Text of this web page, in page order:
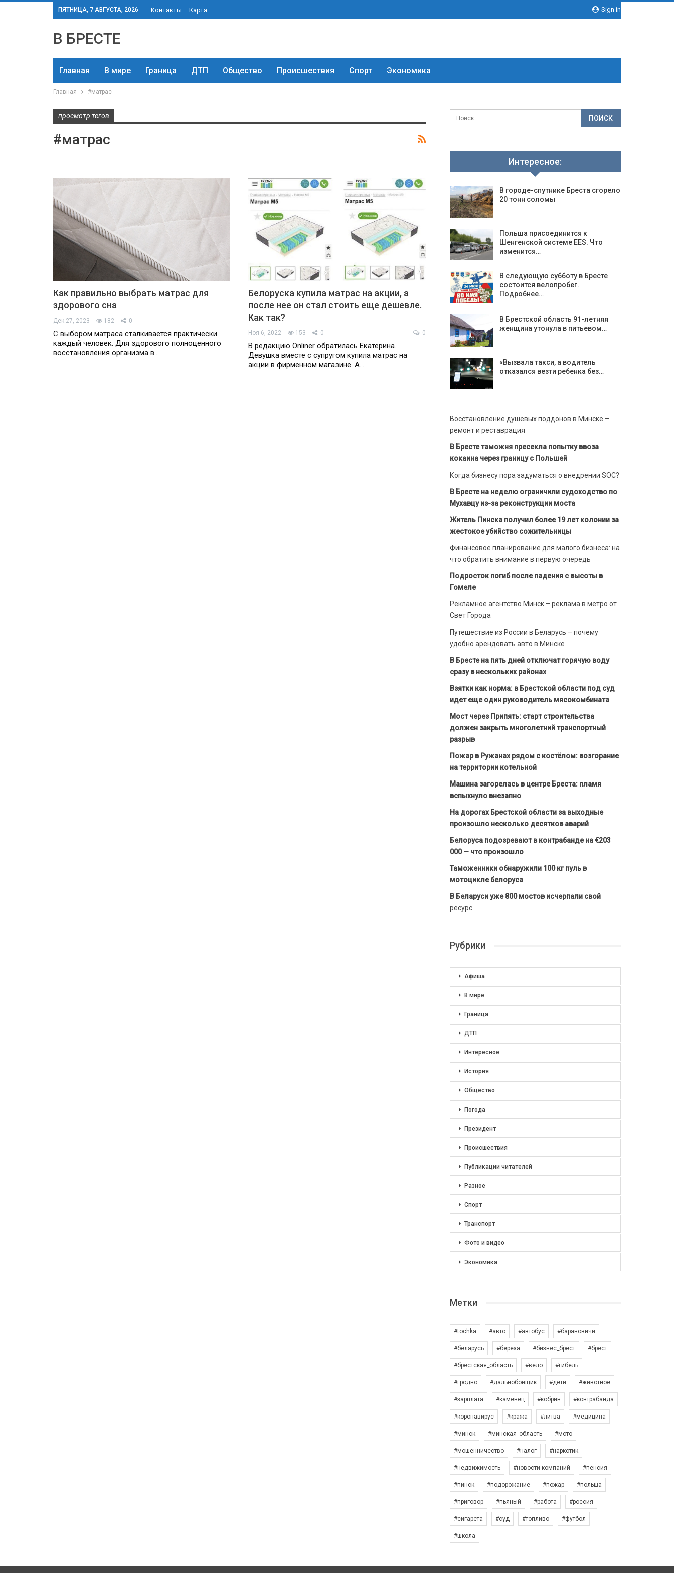
Sign in
ПЯТНИЦА, 7 АВГУСТА, 2026 Контакты Карта
В БРЕСТЕ
Главная В мире Граница ДТП Общество Происшествия Спорт Экономика
Главная #матрас
просмотр тегов
#матрас
Как правильно выбрать матрас для
здорового сна
Дек 27, 2023 182 0
С выбором матраса сталкивается практически
каждый человек. Для здорового полноценного
восстановления организма в…
Белоруска купила матрас на акции, а
после нее он стал стоить еще дешевле.
Как так?
Ноя 6, 2022 153 0 0
В редакцию Onliner обратилась Екатерина.
Девушка вместе с супругом купила матрас на
акции в фирменном магазине. А…
Интересное:
В городе-спутнике Бреста сгорело
20 тонн соломы
Польша присоединится к
Шенгенской системе EES. Что
изменится…
В следующую субботу в Бресте
состоится велопробег.
Подробнее…
В Брестской область 91-летняя
женщина утонула в питьевом…
«Вызвала такси, а водитель
отказался везти ребенка без…
Восстановление душевых поддонов в Минске –
ремонт и реставрация
В Бресте таможня пресекла попытку ввоза
кокаина через границу с Польшей
Когда бизнесу пора задуматься о внедрении SOC?
В Бресте на неделю ограничили судоходство по
Мухавцу из-за реконструкции моста
Житель Пинска получил более 19 лет колонии за
жестокое убийство сожительницы
Финансовое планирование для малого бизнеса: на
что обратить внимание в первую очередь
Подросток погиб после падения с высоты в
Гомеле
Рекламное агентство Минск – реклама в метро от
Свет Города
Путешествие из России в Беларусь – почему
удобно арендовать авто в Минске
В Бресте на пять дней отключат горячую воду
сразу в нескольких районах
Взятки как норма: в Брестской области под суд
идет еще один руководитель мясокомбината
Мост через Припять: старт строительства
должен закрыть многолетний транспортный
разрыв
Пожар в Ружанах рядом с костёлом: возгорание
на территории котельной
Машина загорелась в центре Бреста: пламя
вспыхнуло внезапно
На дорогах Брестской области за выходные
произошло несколько десятков аварий
Белоруса подозревают в контрабанде на €203
000 — что произошло
Таможенники обнаружили 100 кг пуль в
мотоцикле белоруса
В Беларуси уже 800 мостов исчерпали свой
ресурс
Рубрики
Афиша
В мире
Граница
ДТП
Интересное
История
Общество
Погода
Президент
Происшествия
Публикации читателей
Разное
Спорт
Транспорт
Фото и видео
Экономика
Метки
#tochka #авто #автобус #барановичи
#беларусь #берёза #бизнес_брест #брест
#брестская_область #вело #гибель
#гродно #дальнобойщик #дети #животное
#зарплата #каменец #кобрин #контрабанда
#коронавирус #кража #литва #медицина
#минск #минская_область #мото
#мошенничество #налог #наркотик
#недвижимость #новости компаний #пенсия
#пинск #подорожание #пожар #польша
#приговор #пьяный #работа #россия
#сигарета #суд #топливо #футбол
#школа